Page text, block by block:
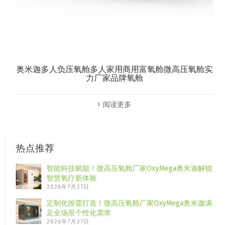
奥米迦多人负压氧舱多人家用商用富氧舱微高压氧舱实
力厂家品牌氧舱
阅读更多
热点推荐
智能科技赋能！微高压氧舱厂家OxyMega奥米迦解锁
智慧氧疗新体验
2026年7月27日
定制化按需打造！微高压氧舱厂家OxyMega奥米迦满
足全场景个性化需求
2026年7月27日